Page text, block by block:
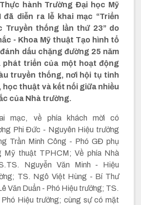
hành Trường Đại học Mỹ
đã diễn ra lễ khai mạc “Triển
Truyền thống lần thứ 23” do
- Khoa Mỹ thuật Tạo hình tổ
dấu chặng đường 25 năm
phát triển của một hoạt động
truyền thống, nơi hội tụ tinh
học thuật và kết nối giữa nhiều
của Nhà trường.
mạc, về phía khách mời có
Phi Đức - Nguyên Hiệu trưởng
Trần Minh Công - Phó GĐ phụ
Mỹ thuật TPHCM; Về phía Nhà
Nguyễn Văn Minh - Hiệu
TS. Ngô Việt Hùng - Bí Thư
Văn Duẩn - Phó Hiệu trưởng; TS.
Hiệu trưởng; cùng sự có mặt